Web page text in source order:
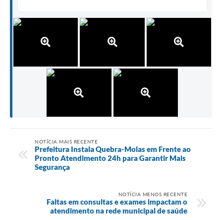
NOTÍCIA MAIS RECENTE
Prefeitura Instala Quebra-Molas em Frente ao
Pronto Atendimento 24h para Garantir Mais
Segurança
NOTÍCIA MENOS RECENTE
Faltas em consultas e exames impactam o
atendimento na rede municipal de saúde